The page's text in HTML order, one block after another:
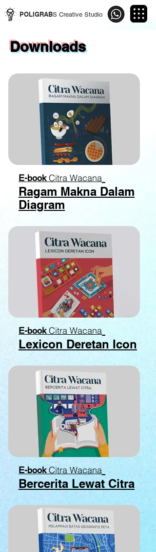
POLIGRABS Creative Studio
Downloads
E-book Citra Wacana
Ragam Makna Dalam
Diagram
E-book Citra Wacana
Lexicon Deretan Icon
E-book Citra Wacana
Bercerita Lewat Citra